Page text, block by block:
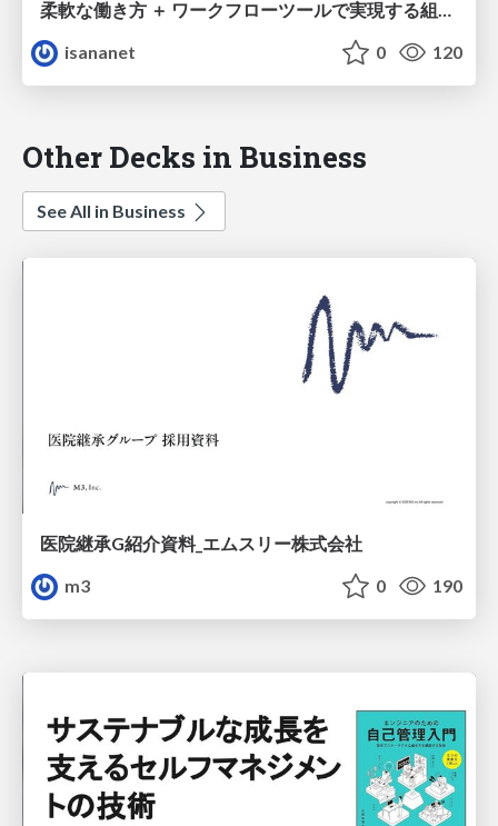
柔軟な働き方 ＋ ワークフローツールで実現する組織のアジリティ
isananet
0 120
Other Decks in Business
See All in Business
医院継承G紹介資料_エムスリー株式会社
m3
0 190